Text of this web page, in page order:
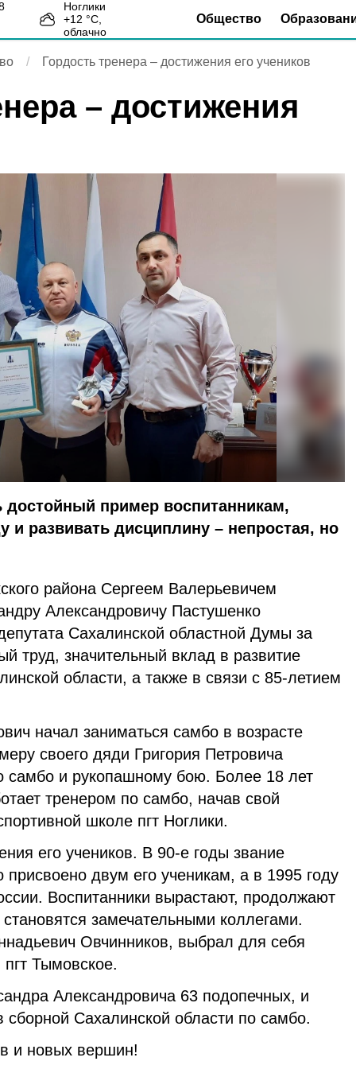
Ноглики
+12 °С,
облачно
Общество
Гордость тренера – достижения его учеников
– достижения
пример воспитанникам,
и развивать дисциплину – непростая, но
района Сергеем Валерьевичем
Александровичу Пастушенко
Сахалинской областной Думы за
труд, значительный вклад в развитие
области, а также в связи с 85-летием
начал заниматься самбо в возрасте
своего дяди Григория Петровича
самбо и рукопашному бою. Более 18 лет
тренером по самбо, начав свой
школе пгт Ноглики.
его учеников. В 90-е годы звание
двум его ученикам, а в 1995 году
Воспитанники вырастают, продолжают
замечательными коллегами.
Овчинников, выбрал для себя
Тымовское.
Александровича 63 подопечных, и
сборной Сахалинской области по самбо.
и новых вершин!